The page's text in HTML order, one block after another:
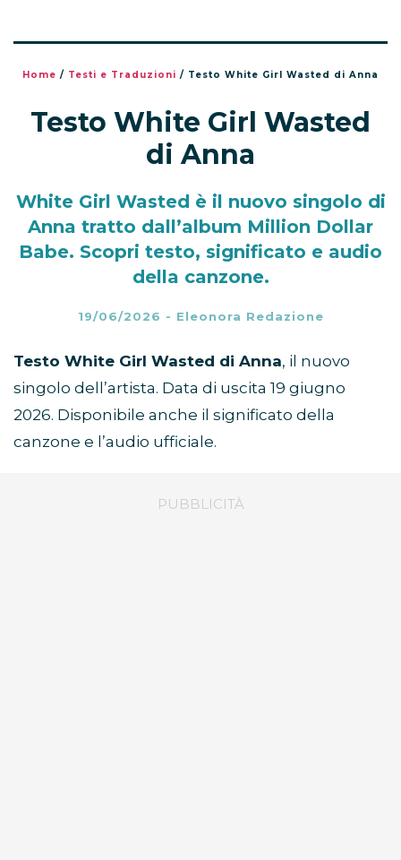
Home / Testi e Traduzioni / Testo White Girl Wasted di Anna
Testo White Girl Wasted
di Anna
White Girl Wasted è il nuovo singolo di
Anna tratto dall’album Million Dollar
Babe. Scopri testo, significato e audio
della canzone.
19/06/2026 - Eleonora Redazione
Testo White Girl Wasted di Anna, il nuovo
singolo dell’artista. Data di uscita 19 giugno
2026. Disponibile anche il significato della
canzone e l’audio ufficiale.